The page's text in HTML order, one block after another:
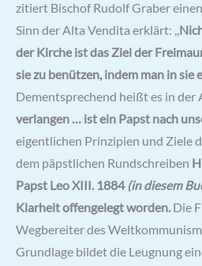
zitiert Bischof Rudolf Graber
Sinn der Alta Vendita erklärt: ,,
der Kirche ist das Ziel der
sie zu benützen, indem man in sie
Dementsprechend heißt es in der
verlangen … ist ein Papst nach
eigentlichen Prinzipien und Ziele
dem päpstlichen Rundschreiben
Papst Leo XIII. 1884 (in diesem
Klarheit offengelegt worden.Die
Wegbereiter des
Grundlage bildet die Leugnung